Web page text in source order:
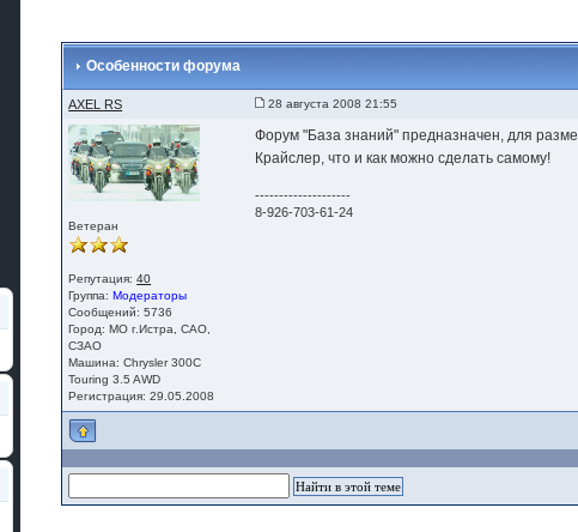
Особенности форума
AXEL RS 28 августа 2008 21:55
Ветеран
Репутация:40
Группа:Модераторы
Сообщений: 5736
Город: МО г.Истра, САО,
СЗАО
Машина: Chrysler 300C
Touring 3.5 AWD
Регистрация: 29.05.2008
Форум "База знаний" предназначен, для
Крайслер, что и как можно сделать самому!
--------------------
8-926-703-61-24